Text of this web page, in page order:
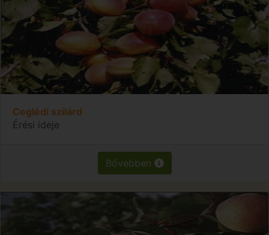
Ceglédi szilárd
Érési ideje
Bővebben